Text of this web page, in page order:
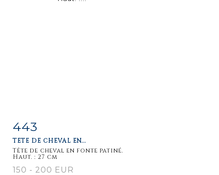
Fiche
443
TÊTE DE CHEVAL EN...
Tête de cheval en fonte patiné.
Haut. : 27 cm
150 - 200 EUR